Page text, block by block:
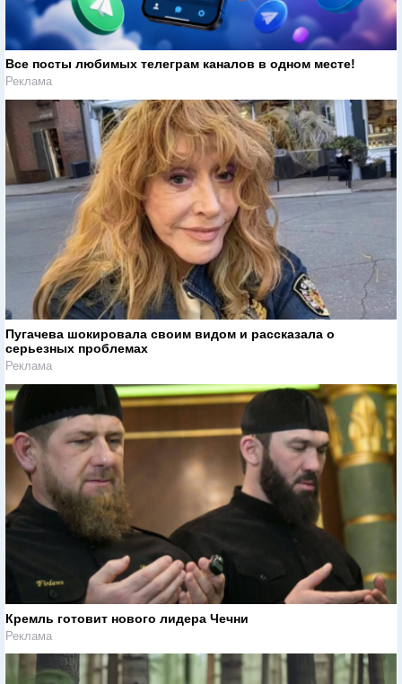
Все посты любимых телеграм каналов в одном месте!
Реклама
Пугачева шокировала своим видом и рассказала о
серьезных проблемах
Реклама
Кремль готовит нового лидера Чечни
Реклама